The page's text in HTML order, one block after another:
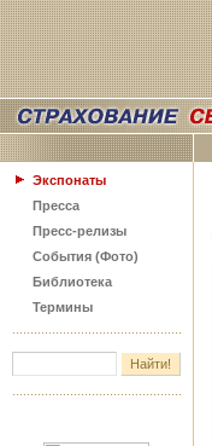
Экспонаты
Пресса
Пресс-релизы
События (Фото)
Библиотека
Термины